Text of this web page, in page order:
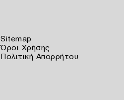
Sitemap
Όροι Χρήσης
Πολιτική Απορρήτου